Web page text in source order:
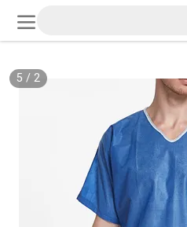
2
/
5